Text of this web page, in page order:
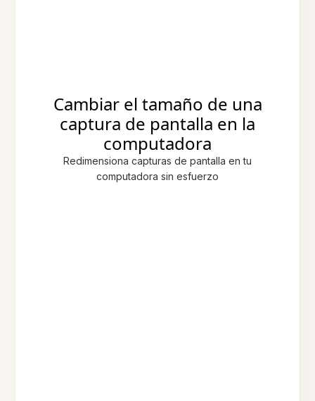
Cambiar el tamaño de una
captura de pantalla en la
computadora
Redimensiona capturas de pantalla en tu
computadora sin esfuerzo